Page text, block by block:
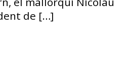
de […]